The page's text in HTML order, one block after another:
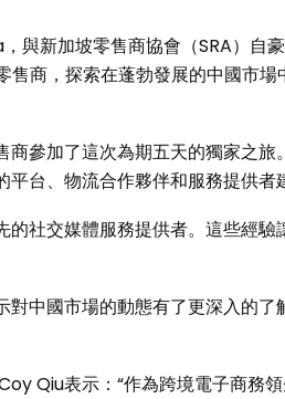
與新加坡零售商協會（SRA）自
售商，探索在蓬勃發展的中國市場
參加了這次為期五天的獨家之旅
台、物流合作夥伴和服務提供者
社交媒體服務提供者。這些經驗
中國市場的動態有了更深入的了
Qiu表示：“作為跨境電子商務領